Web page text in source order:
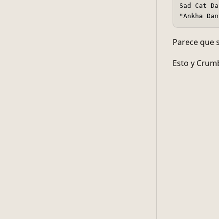
Sad Cat
"Ankha
Parece que
Esto y